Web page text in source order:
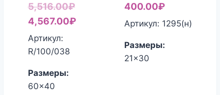
5,516.00₽Первоначальная
цена
4,567.00₽Текущая
4,567.00₽.
Артикул:
R/100/038
Размеры:
60x40
400.00₽
Артикул: 1295(н)
Размеры:
21x30